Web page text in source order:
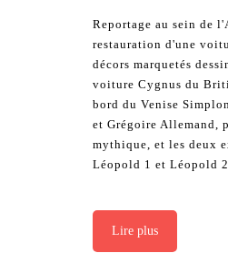
Reportage au sein de
restauration d'une
décors marquetés
voiture Cygnus du
bord du Venise
et Grégoire Allemand,
mythique, et les deux
Léopold 1 et Léopold
Lire plus